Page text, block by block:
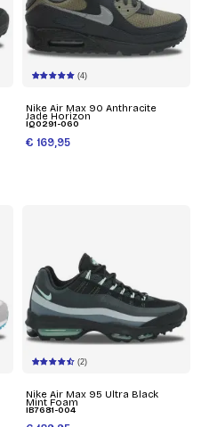
(4)
Nike Air Max 90 Anthracite
Jade Horizon
IQ0291-060
€ 169,95
(2)
Nike Air Max 95 Ultra Black
Mint Foam
IB7681-004